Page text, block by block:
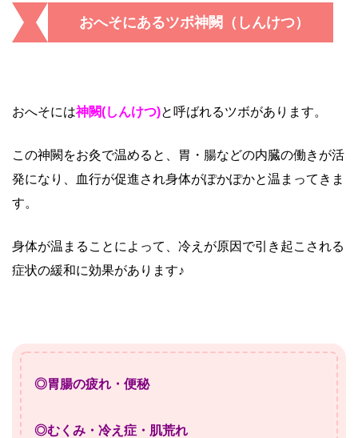
おへそにあるツボ神闕（しんけつ）
おへそには神闕(しんけつ)と呼ばれるツボがあります。
この神闕をお灸で温めると、胃・腸などの内臓の働きが活
発になり、血行が促進され身体がぽかぽかと温まってきま
す。
身体が温まることによって、冷えが原因で引き起こされる
症状の緩和に効果があります♪
◎胃腸の疲れ・便秘
◎むくみ・冷え症・肌荒れ